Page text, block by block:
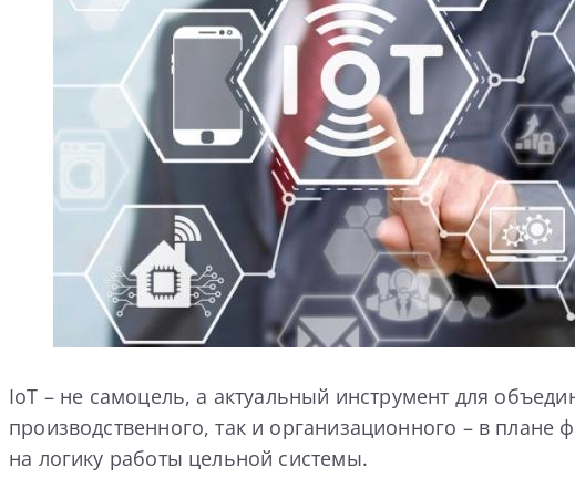
IoT – не самоцель, а актуальный инструмент для
производственного, так и организационного – в
на логику работы цельной системы.